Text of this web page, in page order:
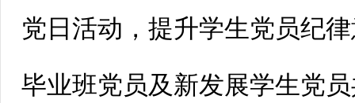
党日活动，提升学生党员纪
毕业班党员及新发展学生党